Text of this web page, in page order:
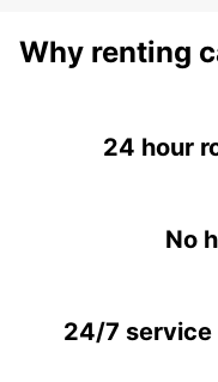
Why renting
24 hour
No
24/7 service